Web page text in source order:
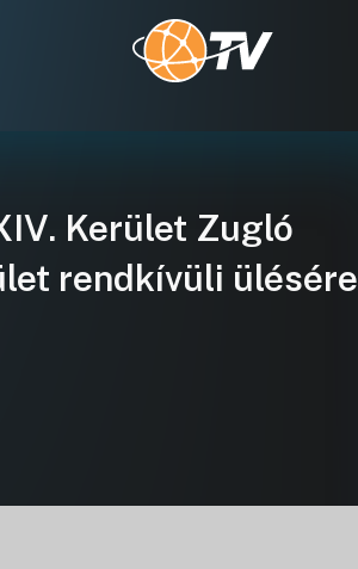
Kerület Zugló
rendkívüli ülésére